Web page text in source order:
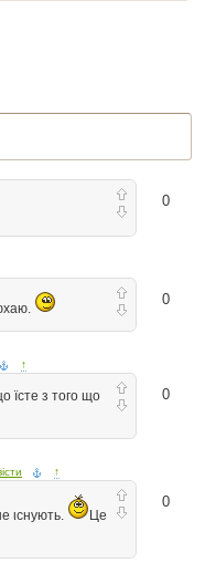
0
0
↑
0
їсте з того що
↑
0
ιснують.
Це